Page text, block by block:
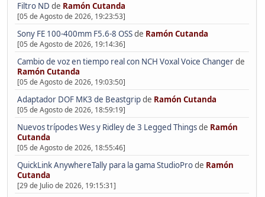
Filtro ND de Ramón Cutanda
[05 de Agosto de 2026, 19:23:53]
Sony FE 100-400mm F5.6-8 OSSde Ramón Cutanda
[05 de Agosto de 2026, 19:14:36]
Cambio de voz en tiempo real con NCH Voxal Voice Changerde
Ramón Cutanda
[05 de Agosto de 2026, 19:03:50]
Adaptador DOF MK3 de Beastgripde Ramón Cutanda
[05 de Agosto de 2026, 18:59:19]
Nuevos trípodes Wes y Ridley de 3 Legged Thingsde Ramón
Cutanda
[05 de Agosto de 2026, 18:55:46]
QuickLink AnywhereTally para la gama StudioProde Ramón
Cutanda
[29 de Julio de 2026, 19:15:31]